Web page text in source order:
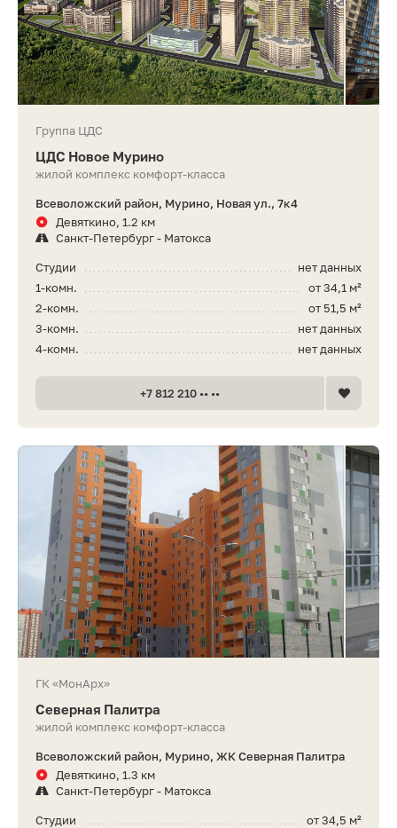
Группа ЦДС
ЦДС Новое Мурино
жилой комплекс комфорт-класса
Всеволожский район, Мурино, Новая ул., 7к4
Девяткино, 1.2 км
Санкт-Петербург - Матокса
нет данных
Студии
от 34,1 м²
1-комн.
от 51,5 м²
2-комн.
нет данных
3-комн.
нет данных
4-комн.
+7 812 210 •• ••
ГК «МонАрх»
Северная Палитра
жилой комплекс комфорт-класса
Всеволожский район, Мурино, ЖК Северная Палитра
Девяткино, 1.3 км
Санкт-Петербург - Матокса
от 34,5 м²
Студии